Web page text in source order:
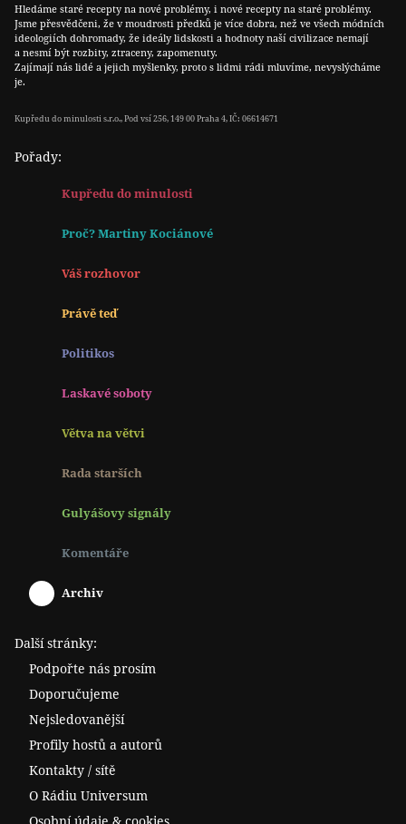
Hledáme staré recepty na nové problémy, i nové recepty na staré problémy.
Jsme přesvědčeni, že v moudrosti předků je více dobra, než ve všech módních
ideologiích dohromady, že ideály lidskosti a hodnoty naší civilizace nemají
a nesmí být rozbity, ztraceny, zapomenuty.
Zajímají nás lidé a jejich myšlenky, proto s lidmi rádi mluvíme, nevyslýcháme
je.
Kupředu do minulosti s.r.o., Pod vsí 256, 149 00 Praha 4, IČ: 06614671
Pořady:
Kupředu do minulosti
Proč? Martiny Kociánové
Váš rozhovor
Právě teď
Politikos
Laskavé soboty
Větva na větvi
Rada starších
Gulyášovy signály
Komentáře
Archiv
Další stránky:
Podpořte nás prosím
Doporučujeme
Nejsledovanější
Profily hostů a autorů
Kontakty / sítě
O Rádiu Universum
Osobní údaje & cookies